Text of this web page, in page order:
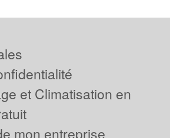
et Climatisation en
mon entreprise